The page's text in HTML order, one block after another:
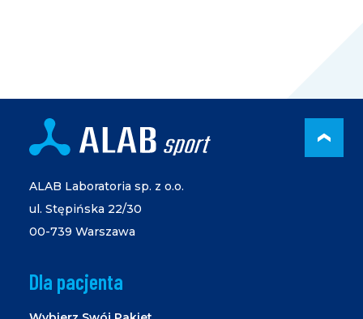
ALAB Laboratoria sp. z o.o.
ul. Stępińska 22/30
00-739 Warszawa
Dla pacjenta